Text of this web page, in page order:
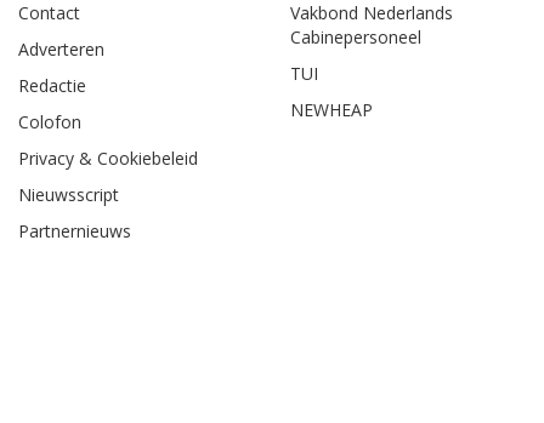
Contact
Adverteren
Redactie
Colofon
Privacy & Cookiebeleid
Nieuwsscript
Partnernieuws
Vakbond Nederlands
Cabinepersoneel
TUI
NEWHEAP